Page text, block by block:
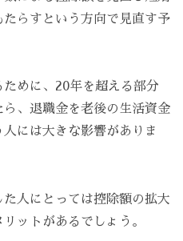
らすという方向で見直す予
めに、20年を超える部分
、退職金を老後の生活資金
には大きな影響がありま
人にとっては控除額の拡大
ットがあるでしょう。